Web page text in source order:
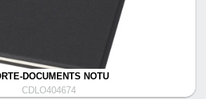
DOCUMENTS NOTU
CDLO404674